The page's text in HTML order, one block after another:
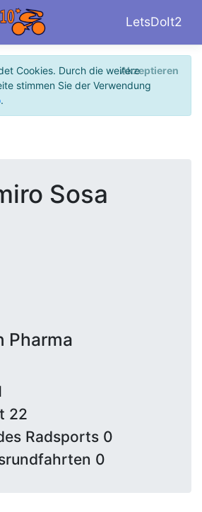
LetsDoIt2
Cookies. Durch die weitere
stimmen Sie der Verwendung
.
Akzeptieren
Sosa
Pharma
22
Radsports 0
0